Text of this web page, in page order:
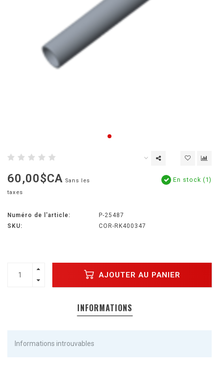
60,00$CA Sans les
taxes
En stock (1)
Numéro de l'article:
P-25487
SKU:
COR-RK400347
AJOUTER AU PANIER
INFORMATIONS
Informations introuvables